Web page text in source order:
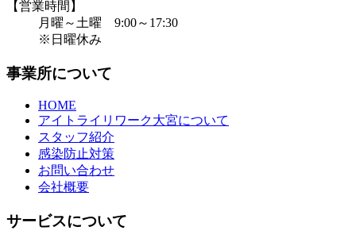
【営業時間】
月曜～土曜 9:00～17:30
※日曜休み
事業所について
HOME
アイトライリワーク大宮について
スタッフ紹介
感染防止対策
お問い合わせ
会社概要
サービスについて